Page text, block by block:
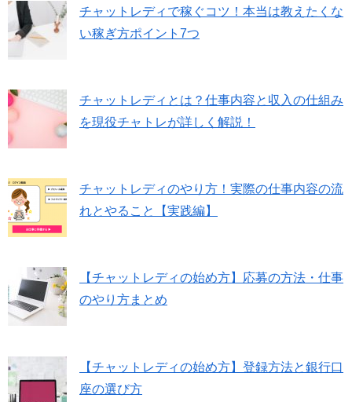
チャットレディで稼ぐコツ！本当は教えたくな
い稼ぎ方ポイント7つ
チャットレディとは？仕事内容と収入の仕組み
を現役チャトレが詳しく解説！
チャットレディのやり方！実際の仕事内容の流
れとやること【実践編】
【チャットレディの始め方】応募の方法・仕事
のやり方まとめ
【チャットレディの始め方】登録方法と銀行口
座の選び方